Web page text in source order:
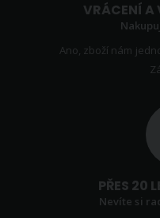
VRÁCENÍ A
Ano, zboží nám
PŘES 20
Nevíte si